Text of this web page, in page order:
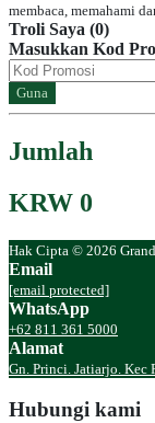
membaca, memahami
Troli Saya (0)
Masukkan Kod
Guna
Jumlah
KRW 0
Hak Cipta © 2026
Email
[email protected]
WhatsApp
+62 811 361 5000
Alamat
Gn. Princi. Jatiarjo. Kec
Hubungi kami